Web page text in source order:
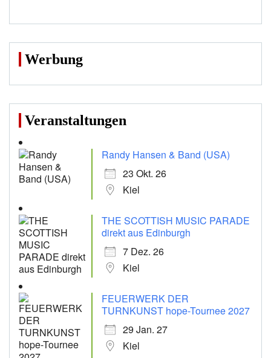
Werbung
Veranstaltungen
Randy Hansen & Band (USA)
23 Okt. 26
Kiel
THE SCOTTISH MUSIC PARADE
direkt aus Edinburgh
7 Dez. 26
Kiel
FEUERWERK DER
TURNKUNST hope-Tournee 2027
29 Jan. 27
Kiel